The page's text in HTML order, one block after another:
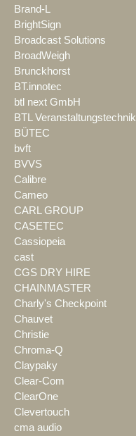
Brand-L
BrightSign
Broadcast Solutions
BroadWeigh
Brunckhorst
BT.innotec
btl next GmbH
BTL Veranstaltungstechnik
BÜTEC
bvft
BVVS
Calibre
Cameo
CARL GROUP
CASETEC
Cassiopeia
cast
CGS DRY HIRE
CHAINMASTER
Charly's Checkpoint
Chauvet
Christie
Chroma-Q
Claypaky
Clear-Com
ClearOne
Clevertouch
cma audio